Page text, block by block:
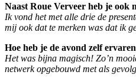
Naast Roue Verveer heb je ook
Ik vond het met alle drie de
mij ook dat te merken was dat ik
Hoe heb je de avond zelf
Het was bijna magisch! Zo’n
netwerk opgebouwd met als